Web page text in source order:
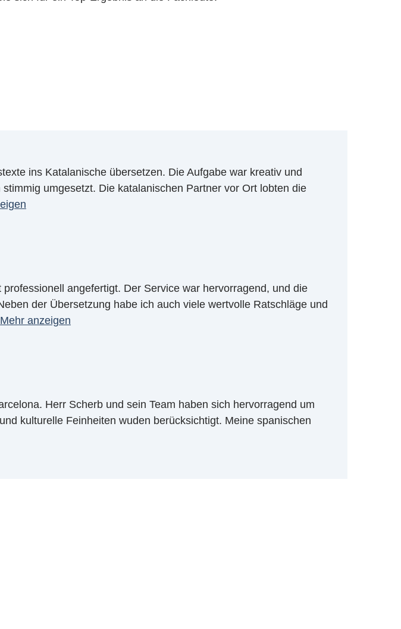
ins Katalanische übersetzen. Die Aufgabe war kreativ und
umgesetzt. Die katalanischen Partner vor Ort lobten die
angefertigt. Der Service war hervorragend, und die
der Übersetzung habe ich auch viele wertvolle Ratschläge und
Mehr anzeigen
Herr Scherb und sein Team haben sich hervorragend um
kulturelle Feinheiten wuden berücksichtigt. Meine spanischen